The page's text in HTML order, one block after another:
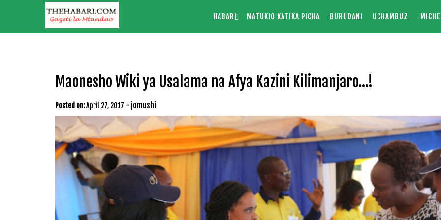
HABARI MATUKIO KATIKA PICHA BURUDANI UCHAMBUZI
Maonesho Wiki ya Usalama na Afya Kazini Kilimanjaro…!
Posted on:April 27, 2017 - jomushi